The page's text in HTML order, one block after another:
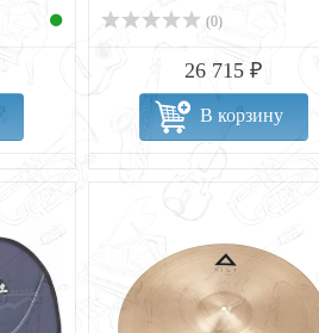
(0)
26 715 ₽
В корзину